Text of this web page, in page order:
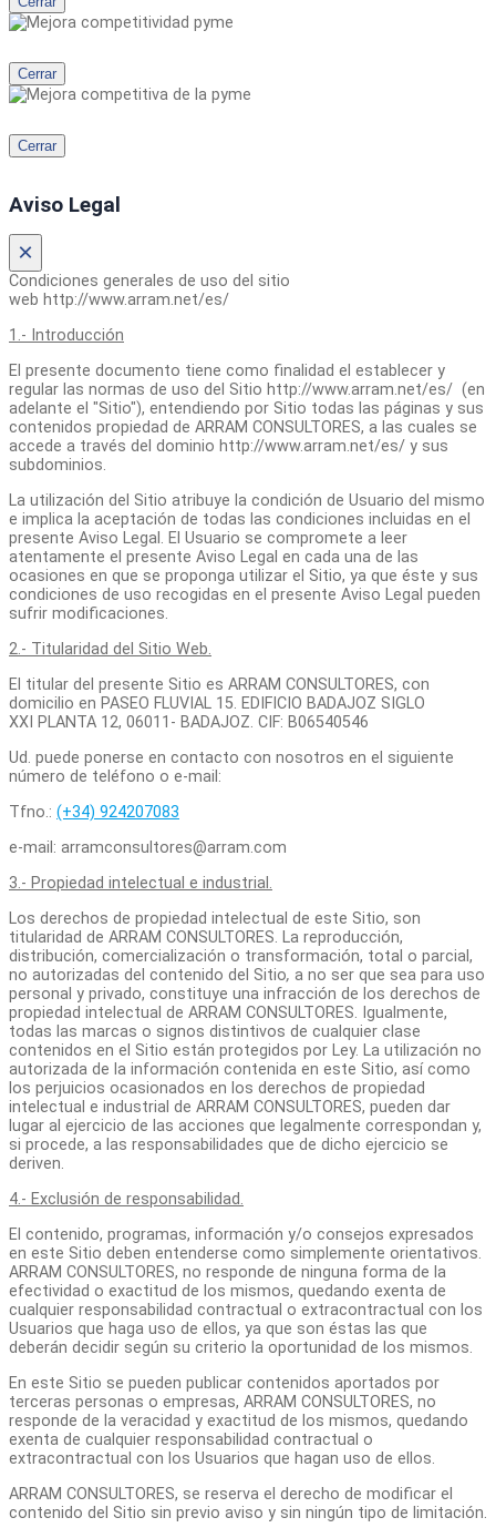
Cerrar
Cerrar
Aviso Legal
×
Condiciones generales de uso del sitio
web http://www.arram.net/es/
1.- Introducción
El presente documento tiene como finalidad el establecer y
regular las normas de uso del Sitio http://www.arram.net/es/ (en
adelante el "Sitio"), entendiendo por Sitio todas las páginas y sus
contenidos propiedad de ARRAM CONSULTORES, a las cuales se
accede a través del dominio http://www.arram.net/es/ y sus
subdominios.
La utilización del Sitio atribuye la condición de Usuario del mismo
e implica la aceptación de todas las condiciones incluidas en el
presente Aviso Legal. El Usuario se compromete a leer
atentamente el presente Aviso Legal en cada una de las
ocasiones en que se proponga utilizar el Sitio, ya que éste y sus
condiciones de uso recogidas en el presente Aviso Legal pueden
sufrir modificaciones.
2.- Titularidad del Sitio Web.
El titular del presente Sitio es ARRAM CONSULTORES, con
domicilio en PASEO FLUVIAL 15. EDIFICIO BADAJOZ SIGLO
XXI PLANTA 12, 06011- BADAJOZ. CIF: B06540546
Ud. puede ponerse en contacto con nosotros en el siguiente
número de teléfono o e-mail:
Tfno.: (+34) 924207083
e-mail: arramconsultores@arram.com
3.- Propiedad intelectual e industrial.
Los derechos de propiedad intelectual de este Sitio, son
titularidad de ARRAM CONSULTORES. La reproducción,
distribución, comercialización o transformación, total o parcial,
no autorizadas del contenido del Sitio, a no ser que sea para uso
personal y privado, constituye una infracción de los derechos de
propiedad intelectual de ARRAM CONSULTORES. Igualmente,
todas las marcas o signos distintivos de cualquier clase
contenidos en el Sitio están protegidos por Ley. La utilización no
autorizada de la información contenida en este Sitio, así como
los perjuicios ocasionados en los derechos de propiedad
intelectual e industrial de ARRAM CONSULTORES, pueden dar
lugar al ejercicio de las acciones que legalmente correspondan y,
si procede, a las responsabilidades que de dicho ejercicio se
deriven.
4.- Exclusión de responsabilidad.
El contenido, programas, información y/o consejos expresados
en este Sitio deben entenderse como simplemente orientativos.
ARRAM CONSULTORES, no responde de ninguna forma de la
efectividad o exactitud de los mismos, quedando exenta de
cualquier responsabilidad contractual o extracontractual con los
Usuarios que haga uso de ellos, ya que son éstas las que
deberán decidir según su criterio la oportunidad de los mismos.
En este Sitio se pueden publicar contenidos aportados por
terceras personas o empresas, ARRAM CONSULTORES, no
responde de la veracidad y exactitud de los mismos, quedando
exenta de cualquier responsabilidad contractual o
extracontractual con los Usuarios que hagan uso de ellos.
ARRAM CONSULTORES, se reserva el derecho de modificar el
contenido del Sitio sin previo aviso y sin ningún tipo de limitación.